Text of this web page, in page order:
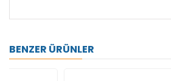
BENZER ÜRÜNLER